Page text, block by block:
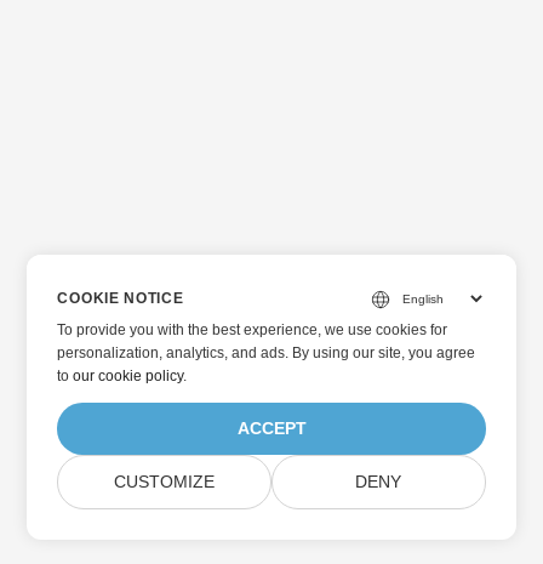
COOKIE NOTICE
To provide you with the best experience, we use cookies for
personalization, analytics, and ads. By using our site, you agree
toour cookie policy.
ACCEPT
CUSTOMIZE DENY